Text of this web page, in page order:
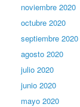
noviembre 2020
octubre 2020
septiembre 2020
agosto 2020
julio 2020
junio 2020
mayo 2020